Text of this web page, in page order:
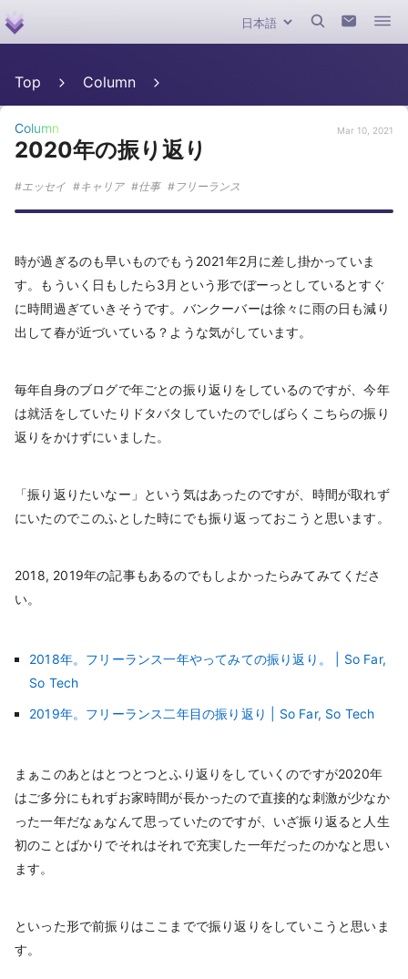
Top Column
Column Mar 10, 2021
2020年の振り返り
エッセイ キャリア 仕事 フリーランス
時が過ぎるのも早いものでもう2021年2月に差し掛かっていま
す。もういく日もしたら3月という形でぼーっとしているとすぐ
に時間過ぎていきそうです。バンクーバーは徐々に雨の日も減り
出して春が近づいている？ような気がしています。
毎年自身のブログで年ごとの振り返りをしているのですが、今年
は就活をしていたりドタバタしていたのでしばらくこちらの振り
返りをかけずにいました。
「振り返りたいなー」という気はあったのですが、時間が取れず
にいたのでこのふとした時にでも振り返っておこうと思います。
2018, 2019年の記事もあるのでもしよかったらみてみてくださ
い。
2018年。フリーランス一年やってみての振り返り。 | So Far,
So Tech
2019年。フリーランス二年目の振り返り | So Far, So Tech
まぁこのあとはとつとつとふり返りをしていくのですが2020年
はご多分にもれずお家時間が長かったので直接的な刺激が少なか
った一年だなぁなんて思っていたのですが、いざ振り返ると人生
初のことばかりでそれはそれで充実した一年だったのかなと思い
ます。
といった形で前振りはここまでで振り返りをしていこうと思いま
す。